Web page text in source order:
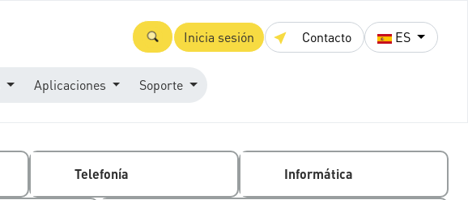
Inicia sesión Contacto ES
Aplicaciones Soporte
Telefonía Informática